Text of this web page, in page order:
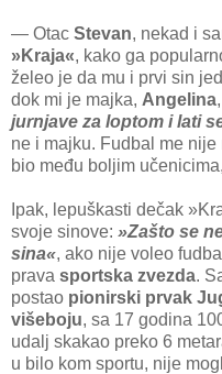
— Otac Stevan, nekad i
»Kraja«, kako ga
želeo je da mu i prvi sin
dok mi je majka, Angelina
jurnjave za loptom i lati
ne i majku. Fudbal me
bio među boljim
Ipak, lepuškasti dečak
svoje sinove: »Zašto se
sina«, ako nije voleo
prava sportska zvezda.
postao pionirski prvak
višeboju, sa 17 godina
udalj skakao preko 6
u bilo kom sportu, nije